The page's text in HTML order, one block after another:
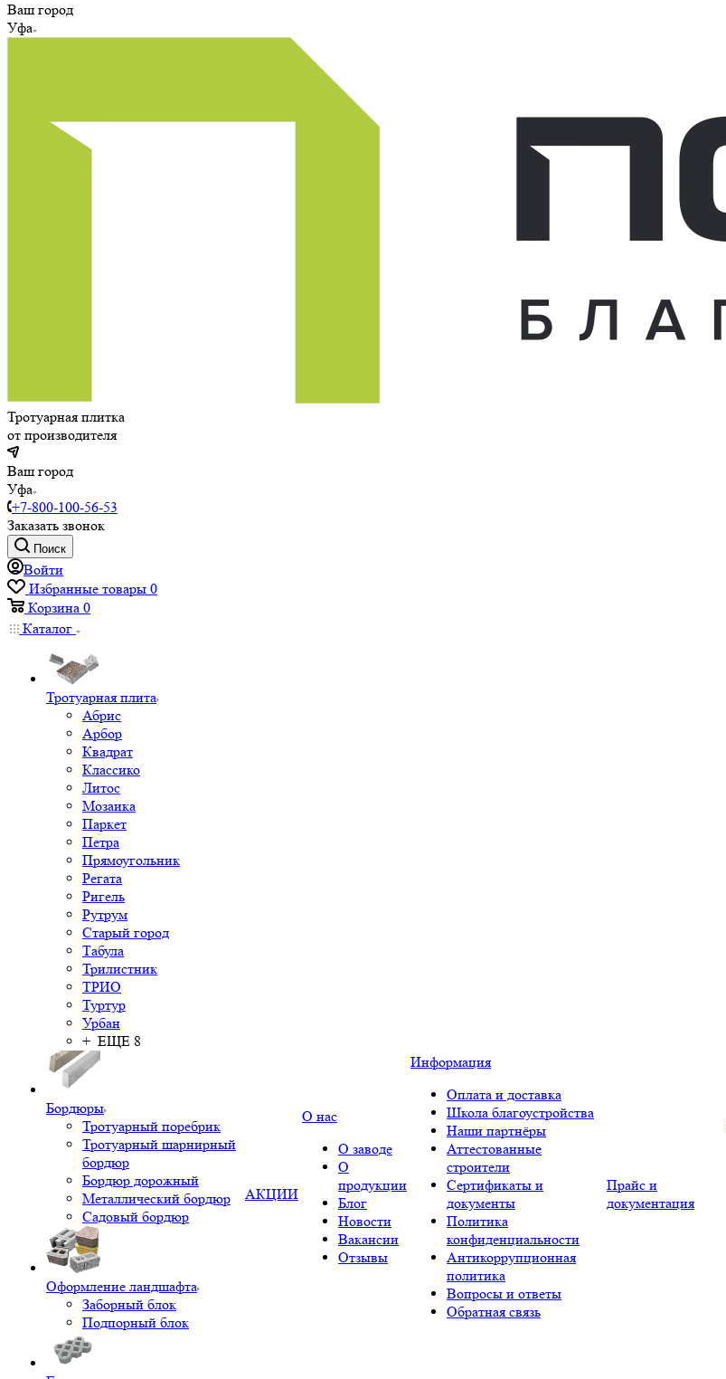
Ваш город
Уфа
Тротуарная плитка
от производителя
Ваш город
Уфа
+7-800-100-56-53
Заказать звонок
Поиск
Войти
Избранные товары 0
Корзина 0
Каталог
Тротуарная плита
Абрис
Арбор
Квадрат
Классико
Литос
Мозаика
Паркет
Петра
Прямоугольник
Регата
Ригель
Рутрум
Старый город
Табула
Трилистник
ТРИО
Туртур
Урбан
+ ЕЩЕ 8
Бордюры
Тротуарный поребрик
Тротуарный шарнирный
бордюр
Бордюр дорожный
Металлический бордюр
Садовый бордюр
Оформление ландшафта
Заборный блок
Подпорный блок
АКЦИИ
О нас
О заводе
О
продукции
Блог
Новости
Вакансии
Отзывы
Информация
Оплата и доставка
Школа благоустройства
Наши партнёры
Аттестованные
строители
Сертификаты и
документы
Политика
конфиденциальности
Антикоррупционная
политика
Вопросы и ответы
Обратная связь
Прайс и
документация